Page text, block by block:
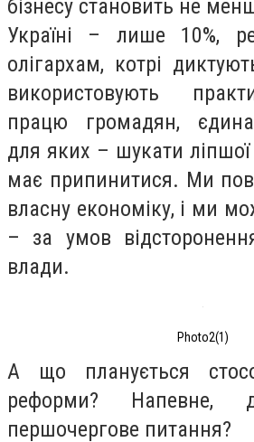
бізнесу становить не
Україні – лише 10%,
олігархам, котрі
використовують
працю громадян, єдина
для яких – шукати ліпшої
має припинитися. Ми
власну економіку, і ми
– за умов
влади.
Photo2(1)
А що планується
реформи?
першочергове питання?